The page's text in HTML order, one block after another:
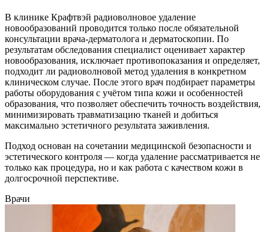
В клинике Крафтвэй радиоволновое удаление
новообразований проводится только после обязательной
консультации врача-дерматолога и дерматоскопии. По
результатам обследования специалист оценивает характер
новообразования, исключает противопоказания и определяет,
подходит ли радиоволновой метод удаления в конкретном
клиническом случае. После этого врач подбирает параметры
работы оборудования с учётом типа кожи и особенностей
образования, что позволяет обеспечить точность воздействия,
минимизировать травматизацию тканей и добиться
максимально эстетичного результата заживления.
Подход основан на сочетании медицинской безопасности и
эстетического контроля — когда удаление рассматривается не
только как процедура, но и как работа с качеством кожи в
долгосрочной перспективе.
Врачи